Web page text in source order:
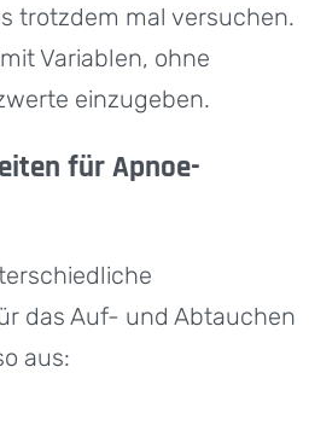
trotzdem mal versuchen.
Variablen, ohne
einzugeben.
für Apnoe-
das Auf- und Abtauchen
aus: